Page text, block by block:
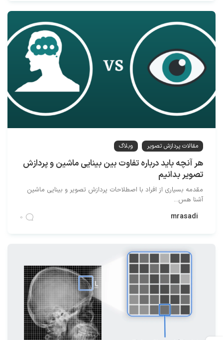
مقالات پردازش تصویر وبلاگ
هر آنچه باید درباره تفاوت بین بینایی ماشین و پردازش
تصویر بدانیم
مقدمه بسیاری از افراد با اصطلاحات پردازش تصویر و بینایی ماشین
آشنا هس...
mrasadi
0